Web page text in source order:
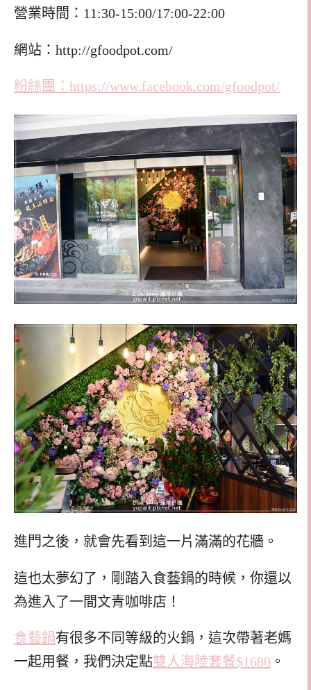
營業時間：11:30-15:00/17:00-22:00
網站：http://gfoodpot.com/
粉絲團：https://www.facebook.com/gfoodpot/
進門之後，就會先看到這一片滿滿的花牆。
這也太夢幻了，剛踏入食藝鍋的時候，你還以
為進入了一間文青咖啡店！
食藝鍋有很多不同等級的火鍋，這次帶著老媽
一起用餐，我們決定點雙人海陸套餐$1680 。